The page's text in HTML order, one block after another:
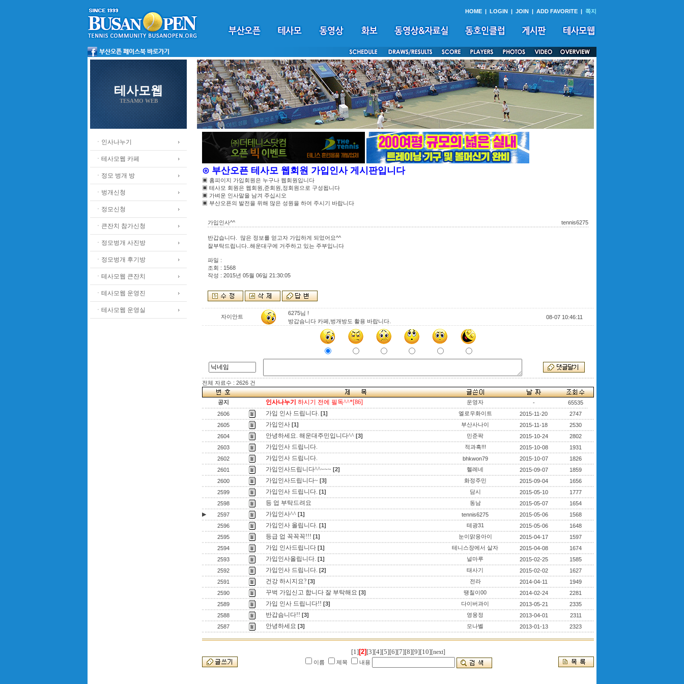
HOME | LOGIN | JOIN | ADD FAVORITE | 쪽지
테사모웹
TESAMO WEB
ㆍ인사나누기
ㆍ테사모웹 카페
ㆍ정모 벙개 방
ㆍ벙개신청
ㆍ정모신청
ㆍ큰잔치 참가신청
ㆍ정모벙개 사진방
ㆍ정모벙개 후기방
ㆍ테사모웹 큰잔치
ㆍ테사모웹 운영진
ㆍ테사모웹 운영실
⊙ 부산오픈 테사모 웹회원 가입인사 게시판입니다
▣ 홈피이지 가입회원은 누구나 웹회원입니다
▣ 테사모 회원은 웹회원,준회원,정회원으로 구성됩니다
▣ 가벼운 인사말을 남겨 주십시오
▣ 부산오픈의 발전을 위해 많은 성원을 하여 주시기 바랍니다
가입인사^^ tennis6275
반갑습니다. 많은 정보를 얻고자 가입하게 되었어요^^
잘부탁드립니다..해운대구에 거주하고 있는 주부입니다
파일 :
조회 : 1568
작성 : 2015년 05월 06일 21:30:05
자이안트
6275님 !
방갑슴니다 카페,벙개방도 활용 바랍니다.
08-07 10:46:11
전체 자료수 : 2626 건
공지 인사나누기 하시기 전에 필독^^*[86] 운영자 -
65535
2606
가입 인사 드립니다. [1] 엘로우화이트 2015-11-20
2747
2605
가입인사 [1] 부산사나이 2015-11-18
2530
2604
안녕하세요. 해운대주민입니다^^ [3] 민준팍 2015-10-24
2802
2603
가입인사 드립니다. 적과흑!!! 2015-10-08
1931
2602
가입인사 드립니다. bhkwon79 2015-10-07
1826
2601
가입인사드립니다^^~~~ [2] 헬레네 2015-09-07
1859
2600
가입인사드립니다~ [3] 화정주민 2015-09-04
1656
2599
가입인사 드립니다. [1] 담시 2015-05-10
1777
2598
등 업 부탁드려요 동남 2015-05-07
1654
▶
2597 가입인사^^ [1] tennis6275 2015-05-06
1568
2596
가입인사 올립니다. [1] 테광31 2015-05-06
1648
2595
등급 업 꼭꼭꼭!!! [1] 눈이맑응아이 2015-04-17
1597
2594
가입 인사드립니다 [1] 테니스장에서 살자 2015-04-08
1674
2593
가입인사올립니다. [1] 널마루 2015-02-25
1585
2592
가입인사 드립니다. [2] 태사기 2015-02-02
1627
2591
건강 하시지요? [3] 전라 2014-04-11
1949
2590
꾸벅 가입신고 합니다 잘 부탁해요 [3] 땡칠이00 2014-02-24
2281
2589
가입 인사 드립니다!! [3] 다이버과이 2013-05-21
2335
2588
반갑슴니다!! [3] 영웅정 2013-04-01
2311
2587
안녕하세요 [3] 모나벨 2013-01-13 2323
[1][2] [3][4][5][6][7][8][9][10][next]
이름 제목 내용